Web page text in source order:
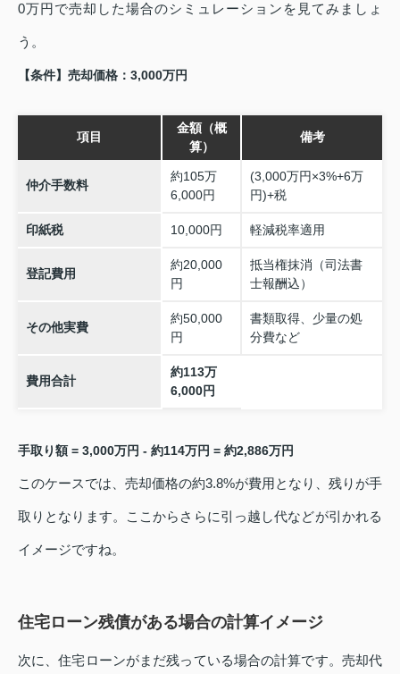
0万円で売却した場合のシミュレーションを見てみましょ
う。
【条件】売却価格：3,000万円
項目
金額（概
算）
備考
仲介手数料
約105万
6,000円
(3,000万円×3%+6万
円)+税
印紙税 10,000円 軽減税率適用
登記費用
約20,000
円
抵当権抹消（司法書
士報酬込）
その他実費
約50,000
円
書類取得、少量の処
分費など
費用合計
約113万
6,000円
手取り額 = 3,000万円 - 約114万円 = 約2,886万円
このケースでは、売却価格の約3.8%が費用となり、残りが手
取りとなります。ここからさらに引っ越し代などが引かれる
イメージですね。
住宅ローン残債がある場合の計算イメージ
次に、住宅ローンがまだ残っている場合の計算です。売却代